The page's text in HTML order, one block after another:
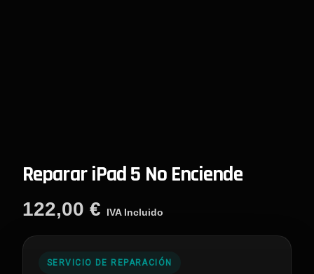
Reparar iPad 5 No Enciende
122,00 € IVA Incluido
SERVICIO DE REPARACIÓN